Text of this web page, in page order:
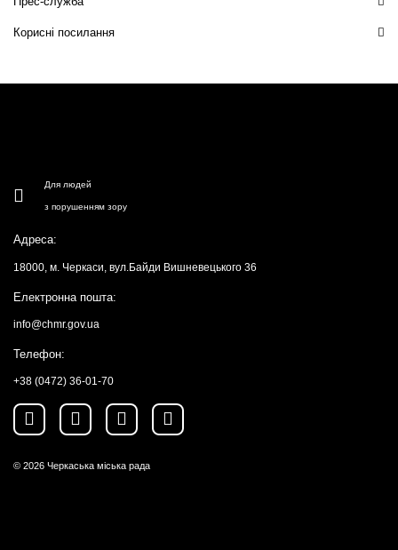
Корисні посилання
Для людей
з порушенням зору
Адреса:
18000, м. Черкаси, вул.Байди Вишневецького 36
Електронна пошта:
info@chmr.gov.ua
Телефон:
+38 (0472) 36-01-70
© 2026 Черкаська міська рада